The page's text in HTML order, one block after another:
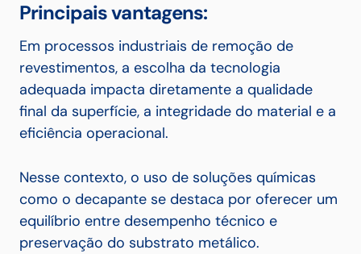
Principais vantagens:
Em processos industriais de remoção de
revestimentos, a escolha da tecnologia
adequada impacta diretamente a qualidade
final da superfície, a integridade do material e a
eficiência operacional.
Nesse contexto, o uso de soluções químicas
como o decapante se destaca por oferecer um
equilíbrio entre desempenho técnico e
preservação do substrato metálico.